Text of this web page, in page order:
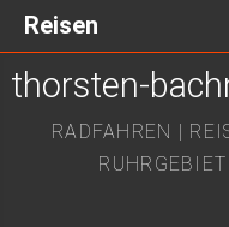
thorsten-
RADFAHREN |
RUHRGEBIET
Reisen